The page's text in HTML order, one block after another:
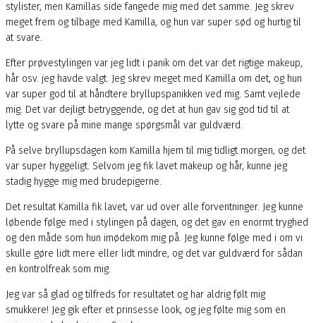
stylister, men Kamillas side fangede mig med det samme. Jeg skrev
meget frem og tilbage med Kamilla, og hun var super sød og hurtig til
at svare.
Efter prøvestylingen var jeg lidt i panik om det var det rigtige makeup,
hår osv. jeg havde valgt. Jeg skrev meget med Kamilla om det, og hun
var super god til at håndtere bryllupspanikken ved mig. Samt vejlede
mig. Det var dejligt betryggende, og det at hun gav sig god tid til at
lytte og svare på mine mange spørgsmål var guldværd.
På selve bryllupsdagen kom Kamilla hjem til mig tidligt morgen, og det
var super hyggeligt. Selvom jeg fik lavet makeup og hår, kunne jeg
stadig hygge mig med brudepigerne.
Det resultat Kamilla fik lavet, var ud over alle forventninger. Jeg kunne
løbende følge med i stylingen på dagen, og det gav en enormt tryghed
og den måde som hun imødekom mig på. Jeg kunne følge med i om vi
skulle gøre lidt mere eller lidt mindre, og det var guldværd for sådan
en kontrolfreak som mig.
Jeg var så glad og tilfreds for resultatet og har aldrig følt mig
smukkere! Jeg gik efter et prinsesse look, og jeg følte mig som en